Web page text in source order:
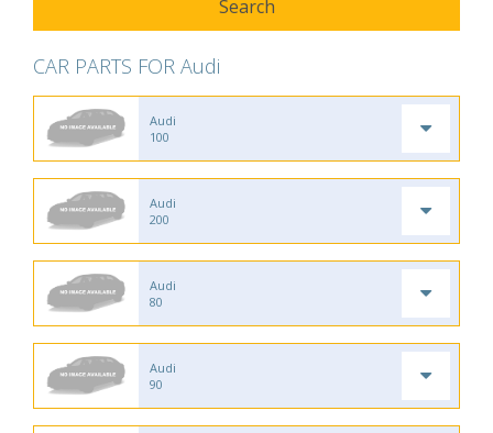
CAR PARTS FOR Audi
Audi
100
Audi
200
Audi
80
Audi
90